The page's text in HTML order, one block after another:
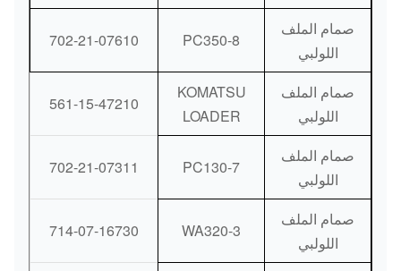
صمام الملف
اللولبي
PC350-8
702-21-07610
صمام الملف
اللولبي
KOMATSU
LOADER
561-15-47210
صمام الملف
اللولبي
PC130-7
702-21-07311
صمام الملف
اللولبي
WA320-3
714-07-16730